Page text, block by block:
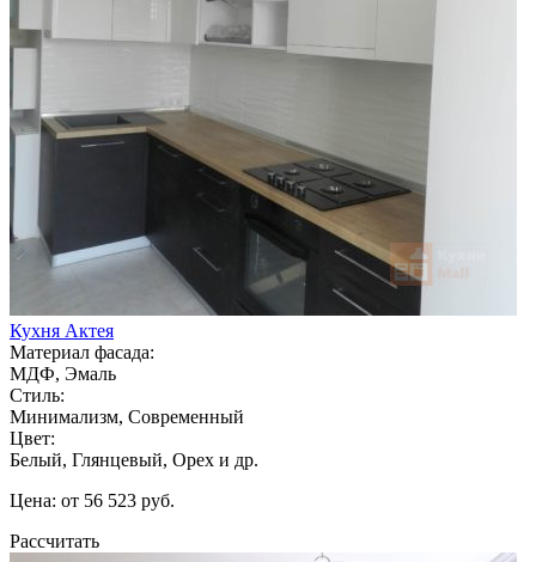
Кухня Актея
Материал фасада:
МДФ, Эмаль
Стиль:
Минимализм, Современный
Цвет:
Белый, Глянцевый, Орех и др.
Цена: от 56 523 руб.
Рассчитать